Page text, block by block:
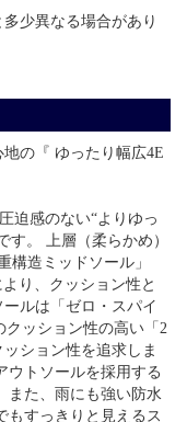
少異なる場合があり
の『 ゆったり幅広4E
迫感のない“よりゆっ
す。 上層（柔らかめ）
構造ミッドソール」
り、クッション性と
ルは「ゼロ・スパイ
クッション性の高い「2
ション性を追求しま
ウトソールを採用する
また、雨にも強い防水
もすっきりと見えるス